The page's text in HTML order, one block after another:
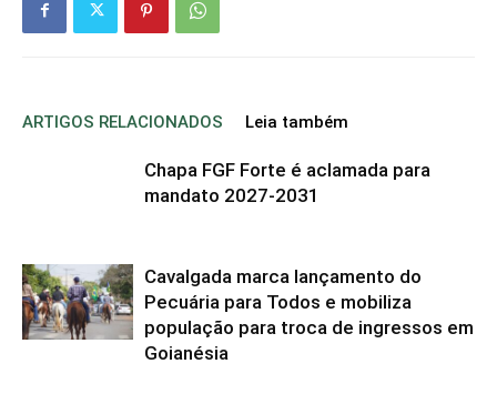
ARTIGOS RELACIONADOS Leia também
Chapa FGF Forte é aclamada para
mandato 2027-2031
Cavalgada marca lançamento do
Pecuária para Todos e mobiliza
população para troca de ingressos em
Goianésia